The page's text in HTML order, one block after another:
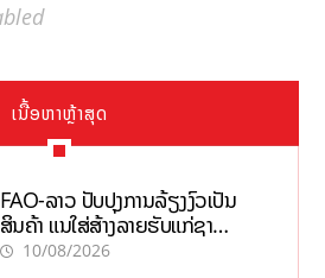
ເນື້ອຫາຫຼ້າສຸດ
FAO-ລາວ ປັບປຸງການລ້ຽງງົວເປັນ
ສິນຄ້າ ແນໃສ່ສ້າງລາຍຮັບແກ່ຊາວ
ກະສິກອນຢ່າງຍືນຍົງ
10/08/2026